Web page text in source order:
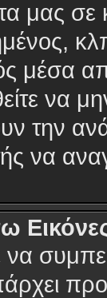
μας
μέσα
να
την
να
να